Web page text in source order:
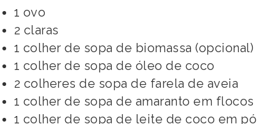
1 ovo
2 claras
1 colher de sopa de biomassa (opcional)
1 colher de sopa de óleo de coco
2 colheres de sopa de farela de aveia
1 colher de sopa de amaranto em flocos
1 colher de sopa de leite de coco em pó